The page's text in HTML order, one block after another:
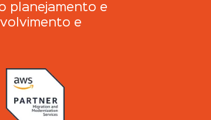
planejamento e
e